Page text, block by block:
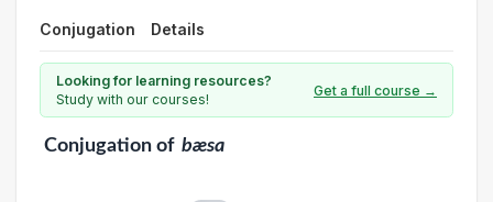
Conjugation Details
Looking for learning resources?
Study with our courses!
Get a full course →
Conjugationof bæsa